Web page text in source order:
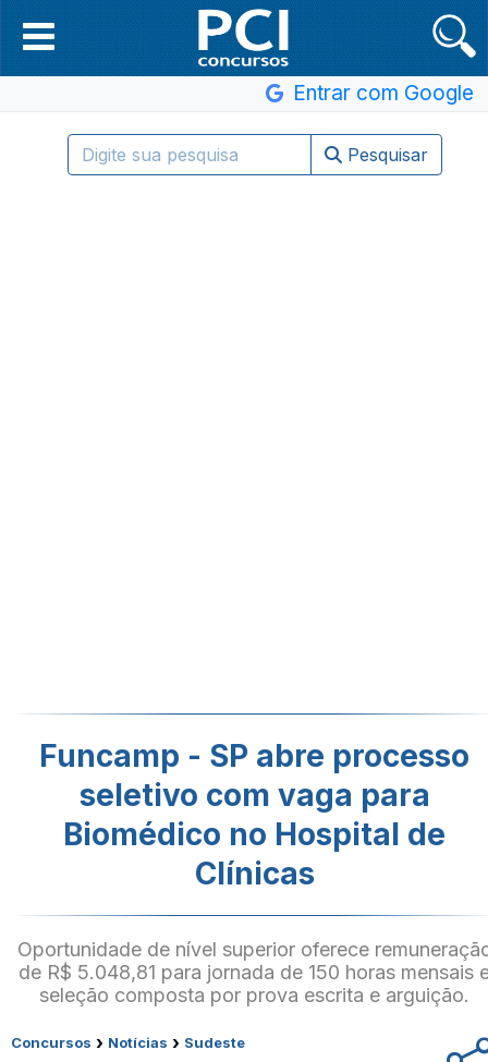
Entrar com Google
Pesquisar
Funcamp - SP abre processo
seletivo com vaga para
Biomédico no Hospital de
Clínicas
Oportunidade de nível superior oferece
de R$ 5.048,81 para jornada de 150 horas mensais
seleção composta por prova escrita e arguição.
Concursos › Notícias › Sudeste